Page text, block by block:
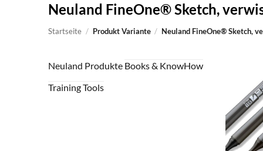
Neuland FineOne® Sketch,
Startseite / Produkt Variante / Neuland FineOne® Sketch,
Neuland Produkte Books & KnowHow
Training Tools